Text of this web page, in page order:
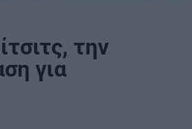
την
για